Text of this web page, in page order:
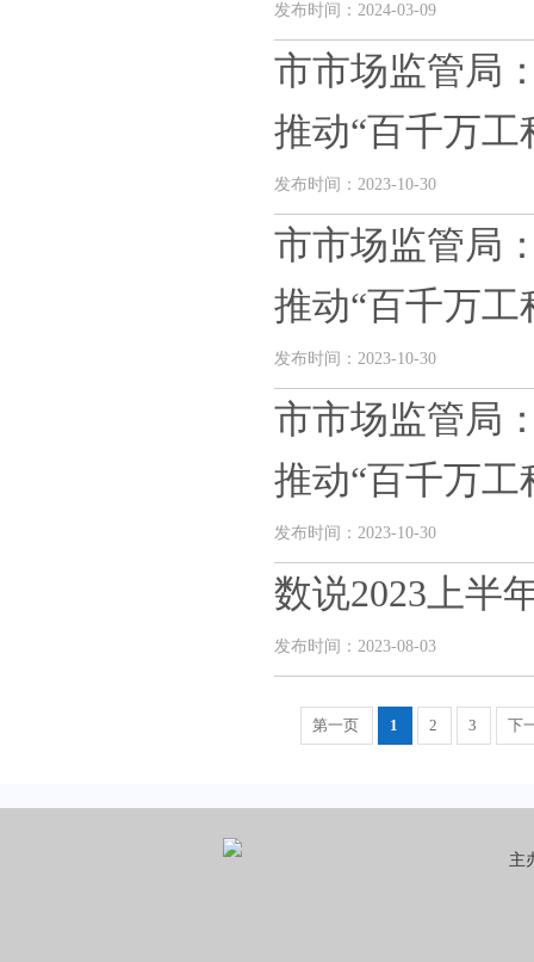
发布时间：2024-03-09
市市场监管局
推动“百千万工
发布时间：2023-10-30
市市场监管局
推动“百千万工
发布时间：2023-10-30
市市场监管局
推动“百千万工
发布时间：2023-10-30
数说2023上半
发布时间：2023-08-03
第一页 1 2 3 下
主